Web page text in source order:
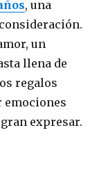
, una
un
llena de
regalos
emociones
expresar.